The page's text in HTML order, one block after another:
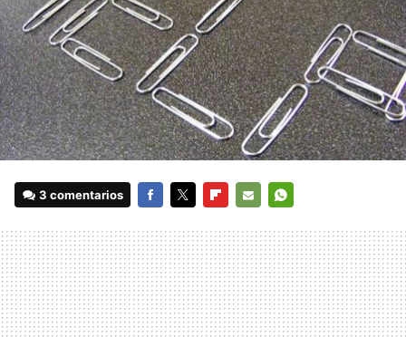
3 comentarios
MAIL